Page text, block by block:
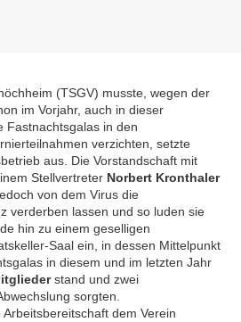
(TSGV) musste, wegen der
im Vorjahr, auch in dieser
Fastnachtsgalas in den
verzichten, setzte
aus. Die Vorstandschaft mit
Stellvertreter Norbert Kronthaler
von dem Virus die
verderben lassen und so luden sie
hin zu einem geselligen
Saal ein, in dessen Mittelpunkt
in diesem und im letzten Jahr
stand und zwei
sorgten.
dem Verein